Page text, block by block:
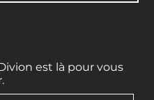
est là pour vous